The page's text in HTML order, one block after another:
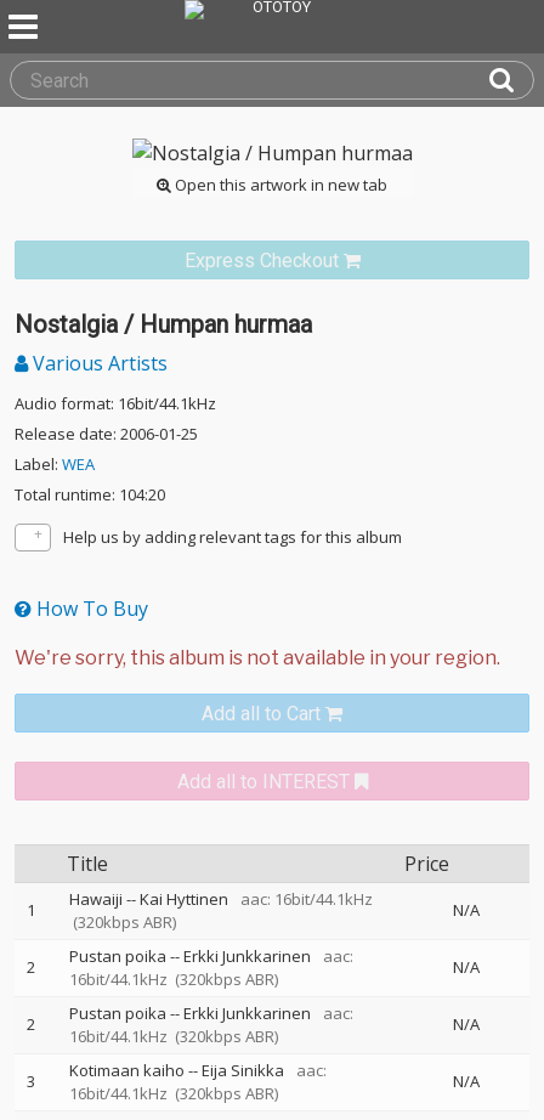
Open this artwork in new tab
Express Checkout
Nostalgia / Humpan hurmaa
Various Artists
Audio format: 16bit/44.1kHz
Release date: 2006-01-25
Label: WEA
Total runtime: 104:20
Help us by adding relevant tags for this album
How To Buy
Add all to Cart
Add all to INTEREST
Title Price
1 Hawaiji --Kai Hyttinen
aac: 16bit/44.1kHz
(320kbps ABR)
N/A
2 Pustan poika --Erkki Junkkarinen
aac:
16bit/44.1kHz (320kbps ABR)
N/A
2 Pustan poika --Erkki Junkkarinen
aac:
16bit/44.1kHz (320kbps ABR)
N/A
3 Kotimaan kaiho --Eija Sinikka
aac:
16bit/44.1kHz (320kbps ABR)
N/A